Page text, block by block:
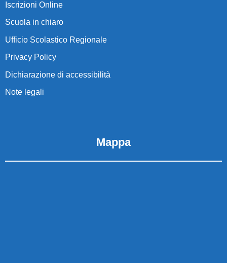
Iscrizioni Online
Scuola in chiaro
Ufficio Scolastico Regionale
Privacy Policy
Dichiarazione di accessibilità
Note legali
Mappa